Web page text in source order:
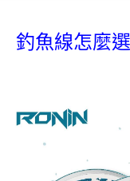
成交易。
3.實際核准額度、可分期
【繳款方式說明】
1.分期款項不併入電信帳
2.透過簡訊連結打開帳單
帳／街口支付／iPASS
【關於「AFTEE先享後付
AFTEE先享後付是「在收
【「AFTEE先享後付」結
１．於結帳方式選擇「
結帳頁面，進行簡訊認
２．訂單成立數日內，您
ATM付款
運送方式
每筆NT$60，滿
釣魚線怎麼